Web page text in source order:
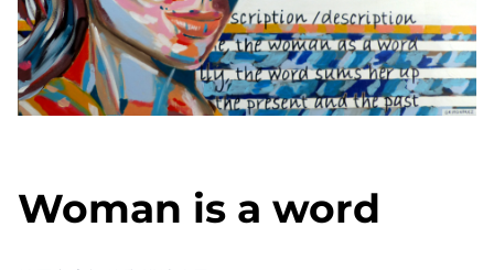
Woman is a word